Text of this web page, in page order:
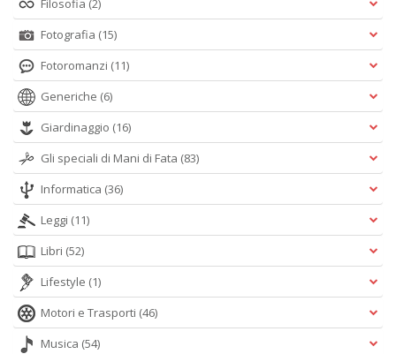
Filosofia (2)
Fotografia (15)
Fotoromanzi (11)
Generiche (6)
Giardinaggio (16)
Gli speciali di Mani di Fata (83)
Informatica (36)
Leggi (11)
Libri (52)
Lifestyle (1)
Motori e Trasporti (46)
Musica (54)